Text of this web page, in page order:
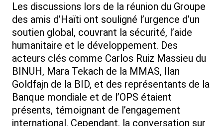
Les discussions lors de la réunion du Groupe
des amis d’Haïti ont souligné l’urgence d’un
soutien global, couvrant la sécurité, l’aide
humanitaire et le développement. Des
acteurs clés comme Carlos Ruiz Massieu du
BINUH, Mara Tekach de la MMAS, Ilan
Goldfajn de la BID, et des représentants de la
Banque mondiale et de l’OPS étaient
présents, témoignant de l’engagement
international. Cependant, la conversation sur